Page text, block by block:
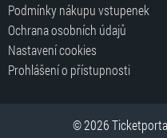
Podmínky nákupu vstupenek
Ochrana osobních údajů
Nastavení cookies
Prohlášení o přístupnosti
© 2026